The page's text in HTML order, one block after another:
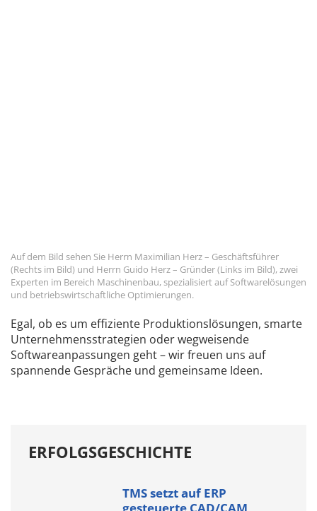
Auf dem Bild sehen Sie Herrn Maximilian Herz – Geschäftsführer
(Rechts im Bild) und Herrn Guido Herz – Gründer (Links im Bild), zwei
Experten im Bereich Maschinenbau, spezialisiert auf Softwarelösungen
und betriebswirtschaftliche Optimierungen.
Egal, ob es um effiziente Produktionslösungen, smarte
Unternehmensstrategien oder wegweisende
Softwareanpassungen geht – wir freuen uns auf
spannende Gespräche und gemeinsame Ideen.
ERFOLGSGESCHICHTE
TMS setzt auf ERP